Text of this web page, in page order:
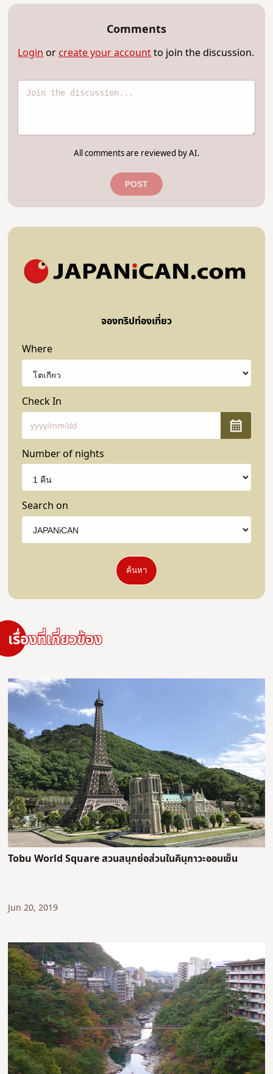
Comments
Login or create your accountto join the discussion.
All comments are reviewed by AI.
POST
จองทริปท่องเที่ยว
Where
Check In
Number of nights
Search on
ค้นหา
เรื่องที่เกี่ยวข้อง
Tobu World Square สวนสนุกย่อส่วนในคินุกาวะออนเซ็น
Jun 20, 2019